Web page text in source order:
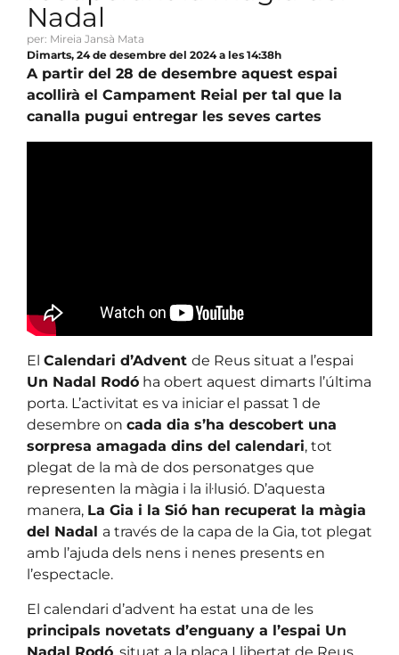
Nadal
per: Mireia Jansà Mata
Dimarts, 24 de desembre del 2024 a les 14:38h
A partir del 28 de desembre aquest espai
acollirà el Campament Reial per tal que la
canalla pugui entregar les seves cartes
El Calendari d’Advent de Reus situat a l’espai
Un Nadal Rodó ha obert aquest dimarts l’última
porta. L’activitat es va iniciar el passat 1 de
desembre on cada dia s’ha descobert una
sorpresa amagada dins del calendari, tot
plegat de la mà de dos personatges que
representen la màgia i la il·lusió. D’aquesta
manera, La Gia i la Sió han recuperat la màgia
del Nadal a través de la capa de la Gia, tot plegat
amb l’ajuda dels nens i nenes presents en
l’espectacle.
El calendari d’advent ha estat una de les
principals novetats d’enguany a l’espai Un